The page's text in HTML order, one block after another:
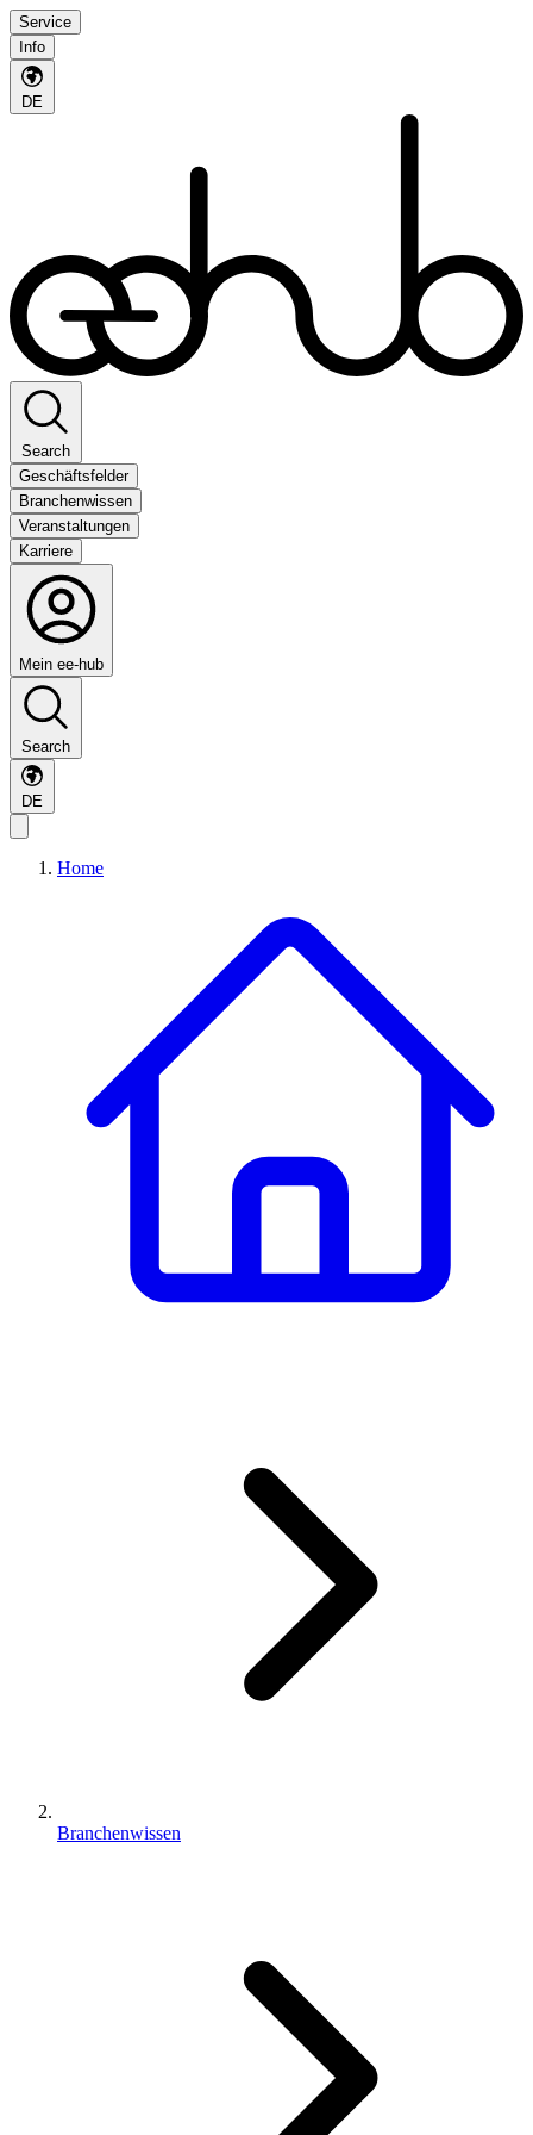
Service
Info
DE
Search
Geschäftsfelder
Branchenwissen
Veranstaltungen
Karriere
Mein ee-hub
Search
DE
Home
Branchenwissen